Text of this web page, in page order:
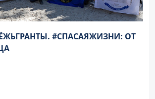
#СПАСАЯЖИЗНИ: ОТ